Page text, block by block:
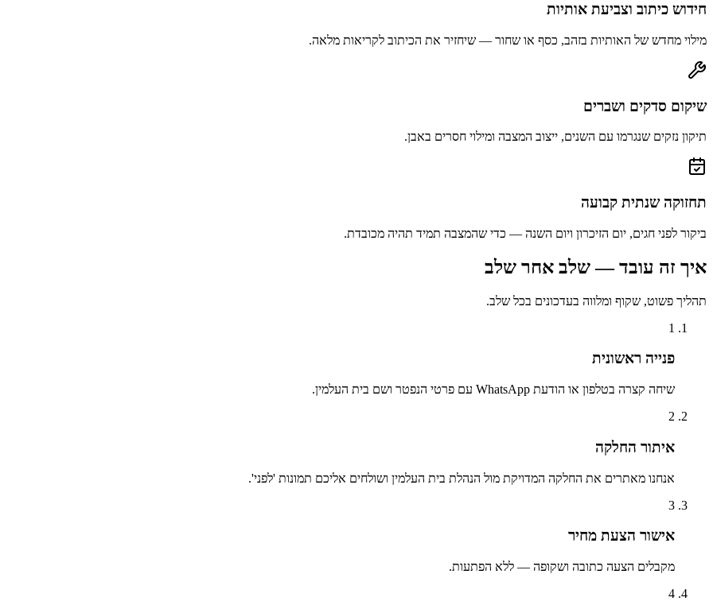
חידוש כיתוב וצביעת אותיות
מילוי מחדש של האותיות בזהב, כסף או שחור — שיחזיר את הכיתוב לקריאות מלאה.
שיקום סדקים ושברים
תיקון נזקים שנגרמו עם השנים, ייצוב המצבה ומילוי חסרים באבן.
תחזוקה שנתית קבועה
ביקור לפני חגים, יום הזיכרון ויום השנה — כדי שהמצבה תמיד תהיה מכובדת.
איך זה עובד — שלב אחר שלב
תהליך פשוט, שקוף ומלווה בעדכונים בכל שלב.
1
פנייה ראשונית
שיחה קצרה בטלפון או הודעת WhatsApp עם פרטי הנפטר ושם בית העלמין.
2
איתור החלקה
אנחנו מאתרים את החלקה המדויקת מול הנהלת בית העלמין ושולחים אליכם תמונות 'לפני'.
3
אישור הצעת מחיר
מקבלים הצעה כתובה ושקופה — ללא הפתעות.
4